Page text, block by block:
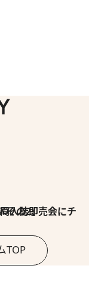
にチャレンジ その2」
TOP